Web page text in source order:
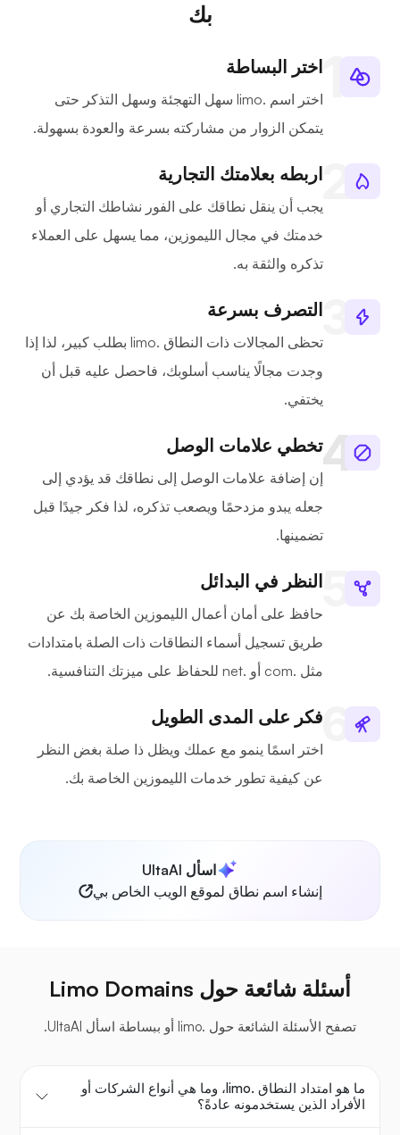
بك
اختر البساطة
اختر اسم .limo سهل التهجئة وسهل التذكر حتى
يتمكن الزوار من مشاركته بسرعة والعودة بسهولة.
اربطه بعلامتك التجارية
يجب أن ينقل نطاقك على الفور نشاطك التجاري أو
خدمتك في مجال الليموزين، مما يسهل على العملاء
تذكره والثقة به.
التصرف بسرعة
تحظى المجالات ذات النطاق .limo بطلب كبير، لذا إذا
وجدت مجالًا يناسب أسلوبك، فاحصل عليه قبل أن
يختفي.
تخطي علامات الوصل
إن إضافة علامات الوصل إلى نطاقك قد يؤدي إلى
جعله يبدو مزدحمًا ويصعب تذكره، لذا فكر جيدًا قبل
تضمينها.
النظر في البدائل
حافظ على أمان أعمال الليموزين الخاصة بك عن
طريق تسجيل أسماء النطاقات ذات الصلة بامتدادات
مثل .com أو .net للحفاظ على ميزتك التنافسية.
فكر على المدى الطويل
اختر اسمًا ينمو مع عملك ويظل ذا صلة بغض النظر
عن كيفية تطور خدمات الليموزين الخاصة بك.
اسأل UltaAI
إنشاء اسم نطاق لموقع الويب الخاص بي
أسئلة شائعة حول Limo Domains
تصفح الأسئلة الشائعة حول .limo أو ببساطة اسأل UltaAI.
ما هو امتداد النطاق .limo، وما هي أنواع الشركات أو
الأفراد الذين يستخدمونه عادةً؟